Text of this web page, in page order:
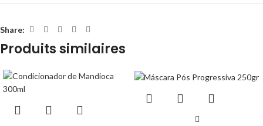
Share:
Produits similaires